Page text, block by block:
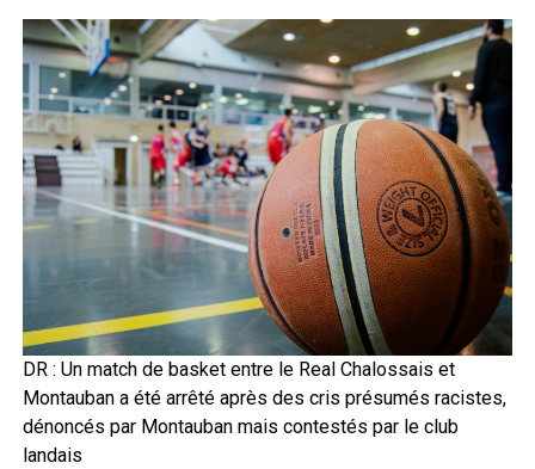
DR : Un match de basket entre le Real Chalossais et
Montauban a été arrêté après des cris présumés racistes,
dénoncés par Montauban mais contestés par le club
landais